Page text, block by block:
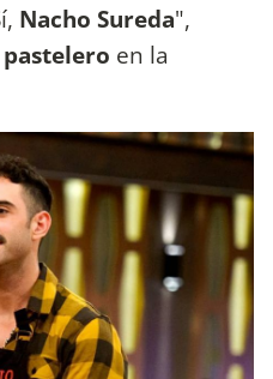
Nacho Sureda",
en la